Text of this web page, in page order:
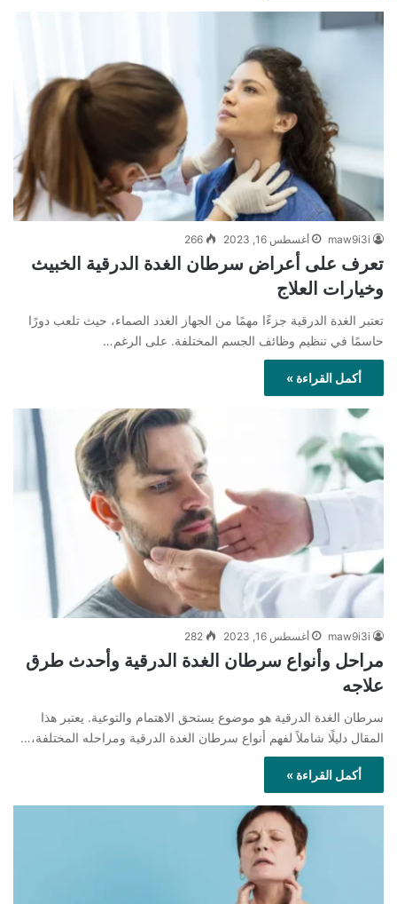
maw9i3i أغسطس 16, 2023 266
تعرف على أعراض سرطان الغدة الدرقية الخبيث
وخيارات العلاج
تعتبر الغدة الدرقية جزءًا مهمًا من الجهاز الغدد الصماء، حيث تلعب دورًا
حاسمًا في تنظيم وظائف الجسم المختلفة. على الرغم…
أكمل القراءة »
maw9i3i أغسطس 16, 2023 282
مراحل وأنواع سرطان الغدة الدرقية وأحدث طرق
علاجه
سرطان الغدة الدرقية هو موضوع يستحق الاهتمام والتوعية. يعتبر هذا
المقال دليلًا شاملاً لفهم أنواع سرطان الغدة الدرقية ومراحله المختلفة،…
أكمل القراءة »